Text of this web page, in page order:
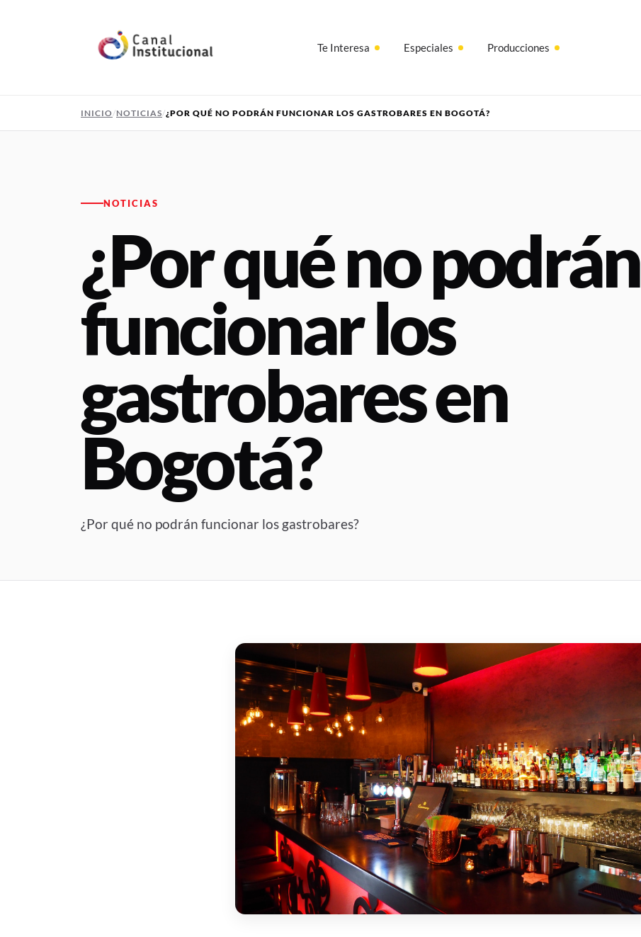
Te Interesa Especiales Producciones
INICIO NOTICIAS ¿POR QUÉ NO PODRÁN FUNCIONAR LOS GASTROBARES EN BOGOTÁ?
NOTICIAS
¿Por qué no podrán
funcionar los
gastrobares en
Bogotá?
¿Por qué no podrán funcionar los gastrobares?